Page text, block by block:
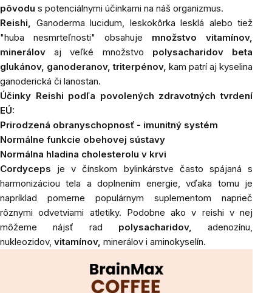
pôvodu s potenciálnymi účinkami na náš organizmus.
Reishi, Ganoderma lucidum, leskokôrka lesklá alebo tiež
"huba nesmrteľnosti" obsahuje množstvo vitamínov,
minerálov aj veľké množstvo polysacharidov beta
glukánov, ganoderanov, triterpénov, kam patrí aj kyselina
ganoderická či lanostan.
Účinky Reishi podľa povolených zdravotných tvrdení
EÚ:
Prirodzená obranyschopnosť - imunitný systém
Normálne funkcie obehovej sústavy
Normálna hladina cholesterolu v krvi
Cordyceps je v čínskom bylinkárstve často spájaná s
harmonizáciou tela a doplnením energie, vďaka tomu je
napríklad pomerne populárnym suplementom naprieč
rôznymi odvetviami atletiky. Podobne ako v reishi v nej
môžeme nájsť rad polysacharidov, adenozínu,
nukleozidov, vitamínov, minerálov i aminokyselín.